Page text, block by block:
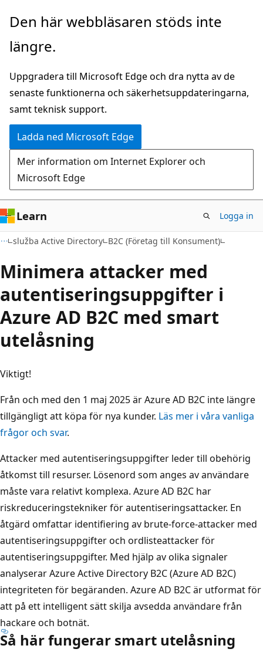
Hoppa
huvudinnehåll
Den här webbläsaren stöds inte
längre.
Uppgradera till Microsoft Edge och dra nytta av de
senaste funktionerna och säkerhetsuppdateringarna,
samt teknisk support.
Ladda ned Microsoft Edge
Mer information om Internet Explorer och
Microsoft Edge
Learn Logga in
služba Active Directory B2C (Företag till Konsument)
Minimera attacker med
autentiseringsuppgifter i
Azure AD B2C med smart
utelåsning
Viktigt!
Från och med den 1 maj 2025 är Azure AD B2C inte längre
tillgängligt att köpa för nya kunder. Läs mer i våra vanliga
frågor och svar.
Attacker med autentiseringsuppgifter leder till obehörig
åtkomst till resurser. Lösenord som anges av användare
måste vara relativt komplexa. Azure AD B2C har
riskreduceringstekniker för autentiseringsattacker. En
åtgärd omfattar identifiering av brute-force-attacker med
autentiseringsuppgifter och ordlisteattacker för
autentiseringsuppgifter. Med hjälp av olika signaler
analyserar Azure Active Directory B2C (Azure AD B2C)
integriteten för begäranden. Azure AD B2C är utformat för
att på ett intelligent sätt skilja avsedda användare från
hackare och botnät.
Så här fungerar smart utelåsning